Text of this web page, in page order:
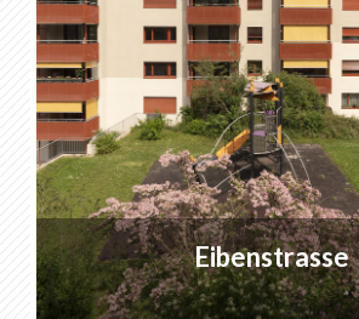
FGZ Zurich
Wassergasse
Liste des favoris
Portrait de KABE Peintures
Téléchargements
Points de vente
Eibenstrasse